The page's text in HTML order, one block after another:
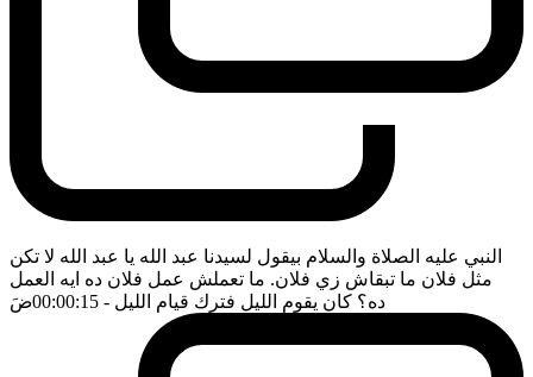
النبي عليه الصلاة والسلام بيقول لسيدنا عبد الله يا عبد الله لا تكن
مثل فلان ما تبقاش زي فلان. ما تعملش عمل فلان ده ايه العمل
ده؟ كان يقوم الليل فترك قيام الليل - 00:00:15 ضَ